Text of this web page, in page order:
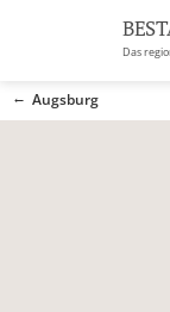
Das
BRANCHEN
Augsburg